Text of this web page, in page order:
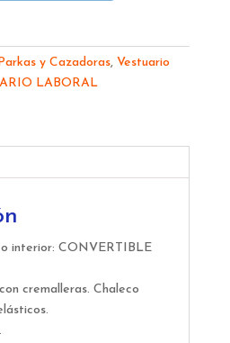
y Cazadoras, Vestuario
LABORAL
interior: CONVERTIBLE
cremalleras. Chaleco